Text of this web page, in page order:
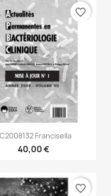
Aperçu rapide
Francisella
40,00 €
favorite_border
favorite_border